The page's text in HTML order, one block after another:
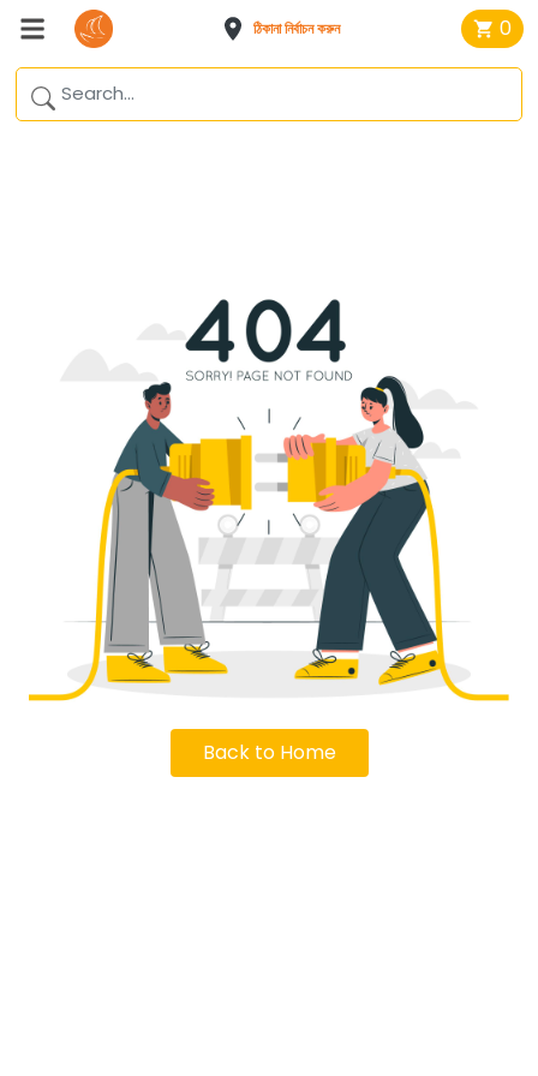
ঠিকানা নির্বাচন করুন 0
Back to Home